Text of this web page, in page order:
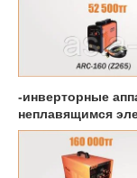
-инверторные
неплавящимся